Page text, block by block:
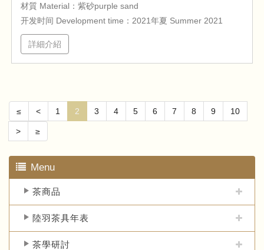
材質 Material：紫砂purple sand
开发时间 Development time：2021年夏 Summer 2021
詳細介紹
≤ < 1 2 3 4 5 6 7 8 9 10
> ≥
Menu
茶商品
陸羽茶具年表
茶學研討